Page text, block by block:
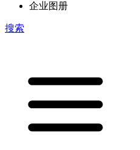
企业图册
搜索